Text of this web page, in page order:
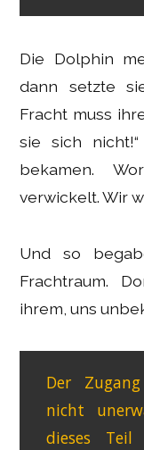
Die Dolphin
dann setzte
Fracht muss
sie sich
bekamen.
verwickelt. Wir
Und so
Frachtraum.
ihrem, uns
Der
nicht
dieses